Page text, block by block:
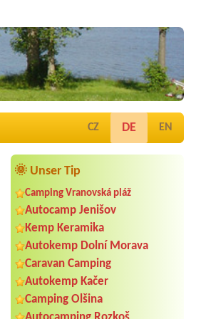
CZ DE EN
🌞 Unser Tip
Camping Vranovská pláž
Autocamp Jenišov
Kemp Keramika
Autokemp Dolní Morava
Caravan Camping
Autokemp Kačer
Camping Olšina